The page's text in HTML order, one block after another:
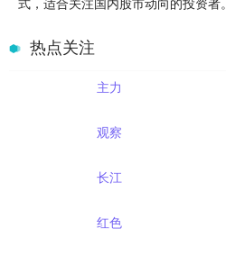
热点关注
主力
观察
长江
红色